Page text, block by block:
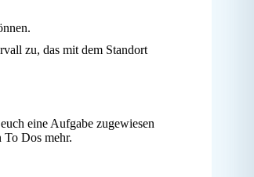
zu, das mit dem Standort
eine Aufgabe zugewiesen
Dos mehr.